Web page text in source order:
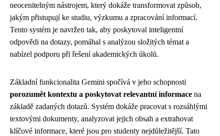
neocenitelným nástrojem, který dokáže transformovat způsob,
jakým přistupují ke studiu, výzkumu a zpracování informací.
Tento systém je navržen tak, aby poskytoval inteligentní
odpovědi na dotazy, pomáhal s analýzou složitých témat a
nabízel podporu při řešení akademických úkolů.
Základní funkcionalita Gemini spočívá v jeho schopnosti
porozumět kontextu a poskytovat relevantní informace na
základě zadaných dotazů. Systém dokáže pracovat s rozsáhlými
textovými dokumenty, analyzovat jejich obsah a extrahovat
klíčové informace, které jsou pro studenty nejdůležitější. Tato